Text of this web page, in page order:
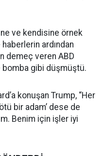
ve kendisine örnek
haberlerin ardından
demeç veren ABD
bomba gibi düşmüştü.
konuşan Trump, “Her
bir adam’ dese de
Benim için işler iyi